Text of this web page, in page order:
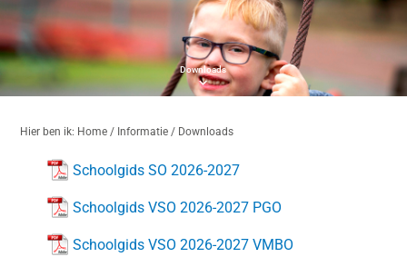
Downloads
Hier ben ik: Home / Informatie / Downloads
Schoolgids SO 2026-2027
Schoolgids VSO 2026-2027 PGO
Schoolgids VSO 2026-2027 VMBO